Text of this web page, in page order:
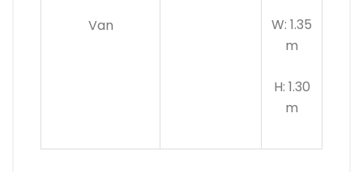
Van
W: 1.35
m
H: 1.30
m